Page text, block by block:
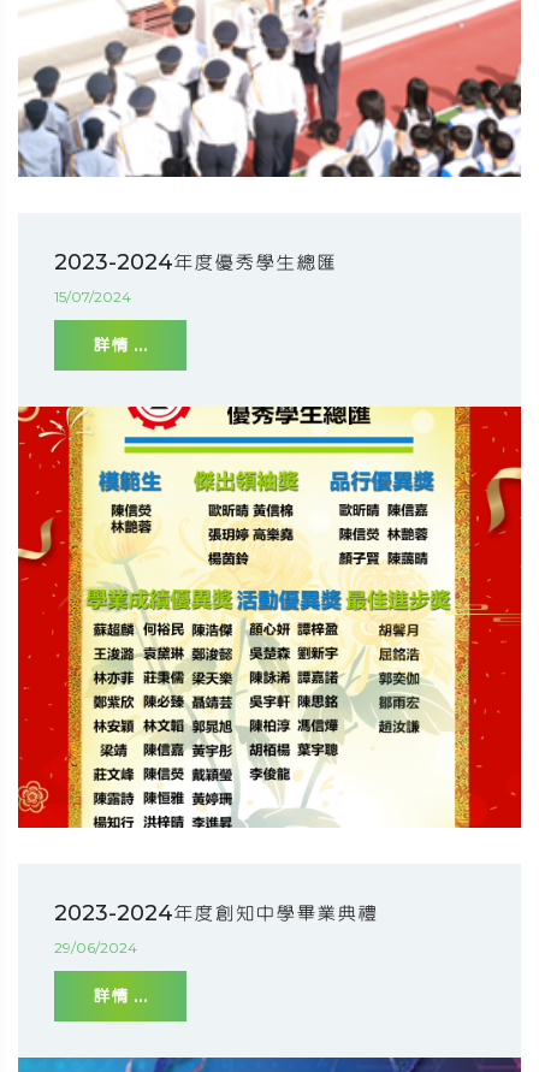
2023-2024年度優秀學生總匯
15/07/2024
詳情 ...
2023-2024年度創知中學畢業典禮
29/06/2024
詳情 ...